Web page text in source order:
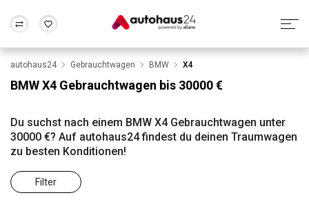
Wir bewerten dein Auto
Alle Fragen & Antworten
Rund um die Inzahlungnahme
Frankfurt Wuppertal
autohaus24 Gebrauchtwagen BMW X4
BMW X4 Gebrauchtwagen bis 30000 €
Du suchst nach einem BMW X4 Gebrauchtwagen unter
30000 €? Auf autohaus24 findest du deinen Traumwagen
zu besten Konditionen!
Filter